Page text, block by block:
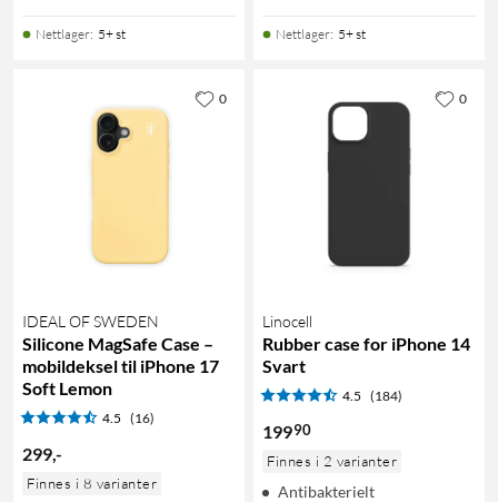
Nettlager: 5+ st Nettlager: 5+ st
IDEAL OF SWEDEN
Silicone MagSafe Case –
mobildeksel til iPhone 17
Soft Lemon
4.5 (16)
299,-
Finnes i 8 varianter
0
Linocell
Rubber case for iPhone 14
Svart
4.5 (184)
19990
Finnes i 2 varianter
Antibakterielt
0